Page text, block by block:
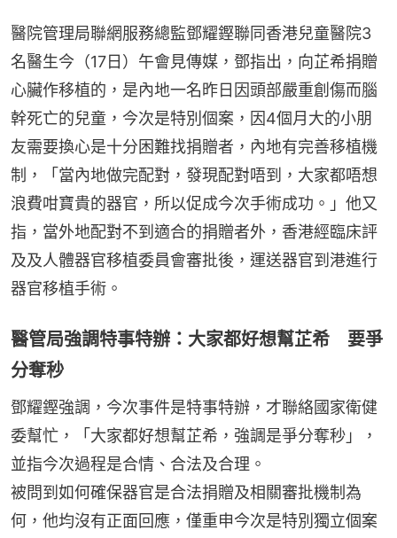
醫院管理局聯網服務總監鄧耀鏗聯同香港兒童醫院3
名醫生今（17日）午會見傳媒，鄧指出，向芷希捐贈
心臟作移植的，是內地一名昨日因頭部嚴重創傷而腦
幹死亡的兒童，今次是特別個案，因4個月大的小朋
友需要換心是十分困難找捐贈者，內地有完善移植機
制，「當內地做完配對，發現配對唔到，大家都唔想
浪費咁寶貴的器官，所以促成今次手術成功。」他又
指，當外地配對不到適合的捐贈者外，香港經臨床評
及及人體器官移植委員會審批後，運送器官到港進行
器官移植手術。
醫管局強調特事特辦：大家都好想幫芷希 要爭
分奪秒
鄧耀鏗強調，今次事件是特事特辦，才聯絡國家衛健
委幫忙，「大家都好想幫芷希，強調是爭分奪秒」，
並指今次過程是合情、合法及合理。
被問到如何確保器官是合法捐贈及相關審批機制為
何，他均沒有正面回應，僅重申今次是特別獨立個案